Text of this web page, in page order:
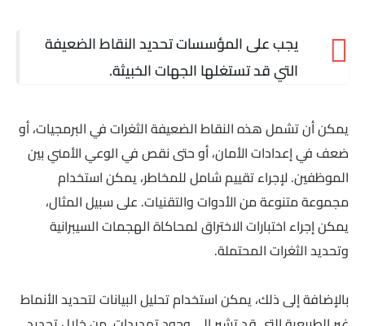
يجب على المؤسسات تحديد النقاط الضعيفة
التي قد تستغلها الجهات الخبيثة.
يمكن أن تشمل هذه النقاط الضعيفة الثغرات في البرمجيات، أو
ضعف في إعدادات الأمان، أو حتى نقص في الوعي الأمني بين
الموظفين. لإجراء تقييم شامل للمخاطر، يمكن استخدام
مجموعة متنوعة من الأدوات والتقنيات. على سبيل المثال،
يمكن إجراء اختبارات الاختراق لمحاكاة الهجمات السيبرانية
وتحديد الثغرات المحتملة.
بالإضافة إلى ذلك، يمكن استخدام تحليل البيانات لتحديد الأنماط